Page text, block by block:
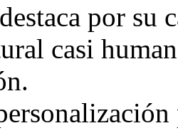
por su
casi